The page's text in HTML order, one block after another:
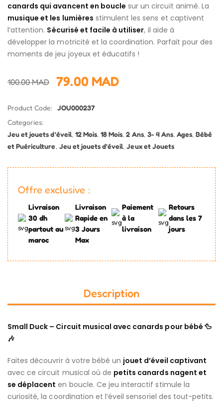
canards qui avancent en boucle sur un circuit animé. La
musique et les lumières stimulent les sens et captivent
l’attention. Sécurisé et facile à utiliser, il aide à
développer la motricité et la coordination. Parfait pour des
moments de jeu joyeux et éducatifs !
100.00MAD 79.00 MAD
Product Code: JOU000237
Categories:
Jeu et jouets d’éveil, 12 Mois,18 Mois,2 Ans, 3- 4 Ans,Ages,Bébé
et Puériculture, Jeu et jouets d’éveil,Jeux et Jouets
Offre exclusive :
Livraison
30 dh
partout au
maroc
Livraison
Rapide en
3 Jours
Max
Paiement
à la
livraison
Retours
dans les 7
jours
Description
Small Duck – Circuit musical avec canards pour bébé 🦆
🎶
Faites découvrir à votre bébé un jouet d’éveil captivant
avec ce circuit musical où de petits canards nagent et
se déplacent en boucle. Ce jeu interactif stimule la
curiosité, la coordination et l’éveil sensoriel des tout-petits.